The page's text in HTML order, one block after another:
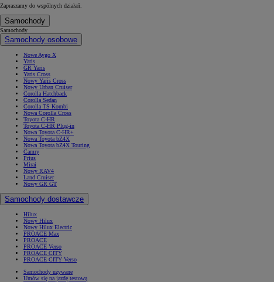
Od81 900 zł
Yaris Cross
HYBRID
Zapraszamy do wspólnych działań.
Samochody
Samochody
Samochody osobowe
Nowe Aygo X
Yaris
GR Yaris
Yaris Cross
Nowy Yaris Cross
Nowy Urban Cruiser
Corolla Hatchback
Corolla Sedan
Corolla TS Kombi
Nowa Corolla Cross
Toyota C-HR
Toyota C-HR Plug-in
Nowa Toyota C-HR+
Nowa Toyota bZ4X
Nowa Toyota bZ4X Touring
Camry
Prius
Mirai
Nowy RAV4
Land Cruiser
Nowy GR GT
Samochody dostawcze
Hilux
Nowy Hilux
Nowy Hilux Electric
PROACE Max
PROACE
PROACE Verso
PROACE CITY
PROACE CITY Verso
Samochody używane
Umów się na jazdę testową